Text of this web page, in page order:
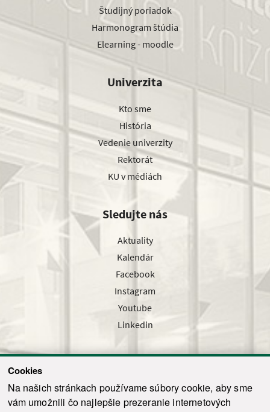
Cookies
Na našich stránkach používame súbory cookie, aby sme
vám umožnili čo najlepšie prezeranie internetových
Študijný poriadok
Harmonogram štúdia
Elearning - moodle
Univerzita
Kto sme
História
Vedenie univerzity
Rektorát
KU v médiách
Sledujte nás
Aktuality
Kalendár
Facebook
Instagram
Youtube
Linkedin